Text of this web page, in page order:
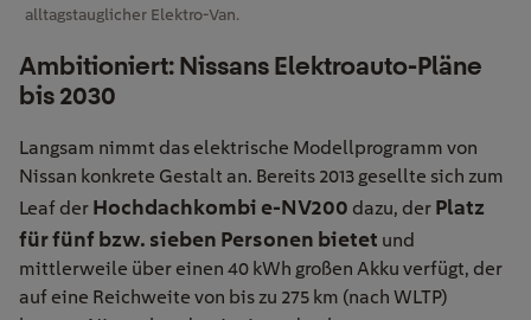
alltagstauglicher Elektro-Van.
Ambitioniert: Nissans Elektroauto-Pläne
bis 2030
Langsam nimmt das elektrische Modellprogramm von
Nissan konkrete Gestalt an. Bereits 2013 gesellte sich zum
Leaf der Hochdachkombi e-NV200 dazu, der Platz
für fünf bzw. sieben Personen bietet und
mittlerweile über einen 40 kWh großen Akku verfügt, der
auf eine Reichweite von bis zu 275 km (nach WLTP)